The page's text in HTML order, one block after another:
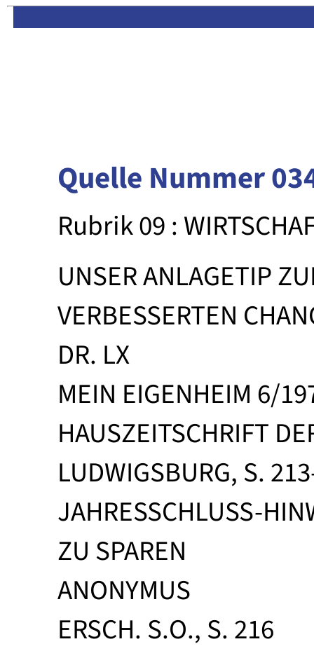
Quelle Nummer
Rubrik 09 :
UNSER ANLAGETIP
VERBESSERTEN
DR. LX
MEIN EIGENHEIM 6/
HAUSZEITSCHRIFT
LUDWIGSBURG, S.
JAHRESSCHLUSS-
ZU SPAREN
ANONYMUS
ERSCH. S.O., S. 216